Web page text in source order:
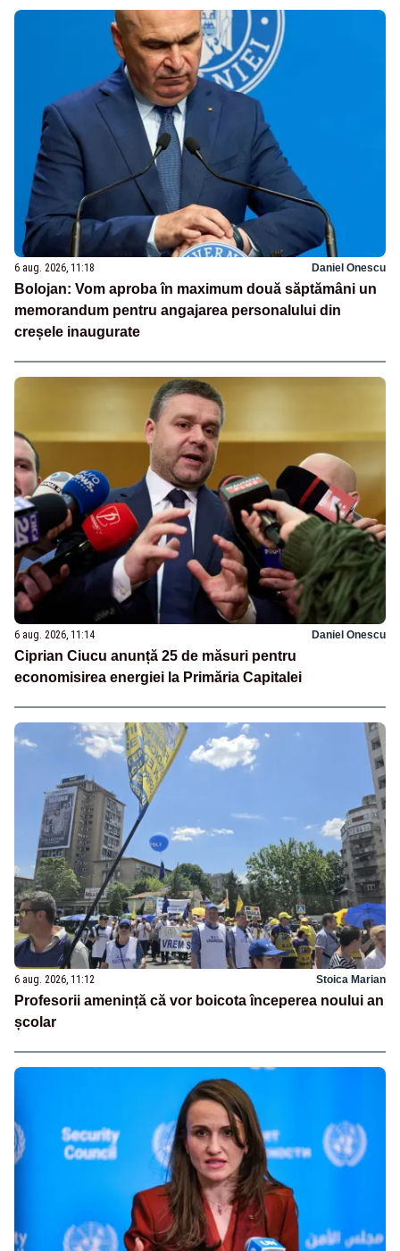
6 aug. 2026, 11:18 Daniel Onescu
Bolojan: Vom aproba în maximum două săptămâni un
memorandum pentru angajarea personalului din
creșele inaugurate
6 aug. 2026, 11:14 Daniel Onescu
Ciprian Ciucu anunță 25 de măsuri pentru
economisirea energiei la Primăria Capitalei
6 aug. 2026, 11:12 Stoica Marian
Profesorii amenință că vor boicota începerea noului an
școlar